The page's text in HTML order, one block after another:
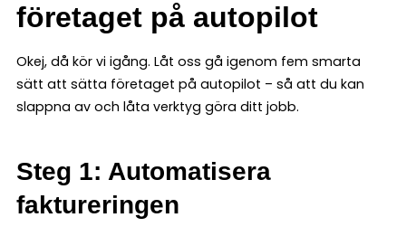
företaget på autopilot
Okej, då kör vi igång. Låt oss gå igenom fem smarta
sätt att sätta företaget på autopilot – så att du kan
slappna av och låta verktyg göra ditt jobb.
Steg 1: Automatisera
faktureringen